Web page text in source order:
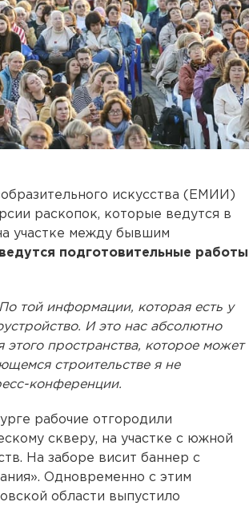
искусства (ЕМИИ)
раскопок, которые ведутся в
участке между бывшим
ведутся подготовительные работы
той информации, которая есть у
И это нас абсолютно
пространства, которое может
строительстве я не
конференции.
рабочие отгородили
скверу, на участке с южной
На заборе висит баннер с
Одновременно с этим
области выпустило